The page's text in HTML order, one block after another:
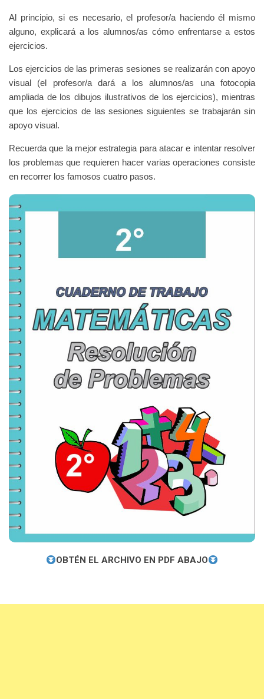
Al principio, si es necesario, el profesor/a haciendo él mismo
alguno, explicará a los alumnos/as cómo enfrentarse a estos
ejercicios.
Los ejercicios de las primeras sesiones se realizarán con apoyo
visual (el profesor/a dará a
los alumnos/as una fotocopia
ampliada de los dibujos ilustrativos de los ejercicios), mientras
que los ejercicios de las sesiones siguientes se trabajarán sin
apoyo visual.
Recuerda que la mejor estrategia para atacar e intentar resolver
los problemas que requieren hacer varias operaciones consiste
en recorrer los famosos cuatro pasos.
OBTÉN EL ARCHIVO EN PDF ABAJO